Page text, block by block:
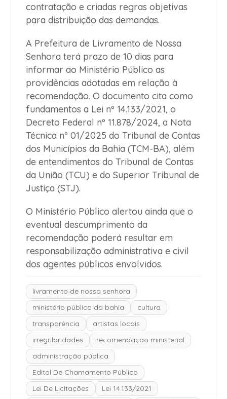
contratação e criadas regras objetivas
para distribuição das demandas.
A Prefeitura de Livramento de Nossa
Senhora terá prazo de 10 dias para
informar ao Ministério Público as
providências adotadas em relação à
recomendação. O documento cita como
fundamentos a Lei nº 14.133/2021, o
Decreto Federal nº 11.878/2024, a Nota
Técnica nº 01/2025 do Tribunal de Contas
dos Municípios da Bahia (TCM-BA), além
de entendimentos do Tribunal de Contas
da União (TCU) e do Superior Tribunal de
Justiça (STJ).
O Ministério Público alertou ainda que o
eventual descumprimento da
recomendação poderá resultar em
responsabilização administrativa e civil
dos agentes públicos envolvidos.
livramento de nossa senhora
ministério público da bahia
cultura
transparência
artistas locais
irregularidades
recomendação ministerial
administração pública
Edital De Chamamento Público
Lei De Licitações
Lei 14.133/2021